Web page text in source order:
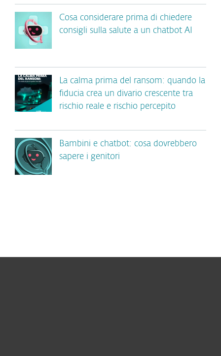
Cosa considerare prima di chiedere
consigli sulla salute a un chatbot AI
La calma prima del ransom: quando la
fiducia crea un divario crescente tra
rischio reale e rischio percepito
Bambini e chatbot: cosa dovrebbero
sapere i genitori